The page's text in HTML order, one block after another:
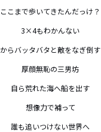
ここまで歩いてきたんだっけ？
3×4もわかんない
からバッタバタと敵をなぎ倒す
厚顔無恥の三男坊
自ら荒れた海へ船を出す
想像力で補って
誰も追いつけない世界へ